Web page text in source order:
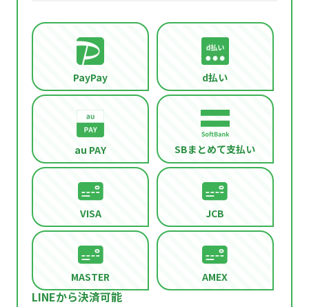
LINEから決済可能
PayPay d払い
au PAY SBまとめて支払い
VISA JCB
MASTER AMEX